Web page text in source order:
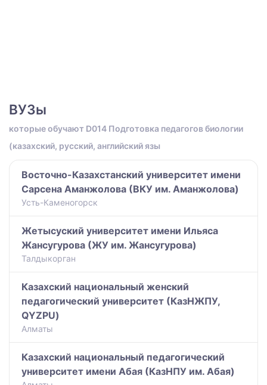
ВУЗы
которые обучают D014 Подготовка педагогов биологии
(казахский, русский, английский язы
Восточно-Казахстанский университет имени
Сарсена Аманжолова (ВКУ им. Аманжолова)
Усть-Каменогорск
Жетысуский университет имени Ильяса
Жансугурова (ЖУ им. Жансугурова)
Талдыкорган
Казахский национальный женский
педагогический университет (КазНЖПУ,
QYZPU)
Алматы
Казахский национальный педагогический
университет имени Абая (КазНПУ им. Абая)